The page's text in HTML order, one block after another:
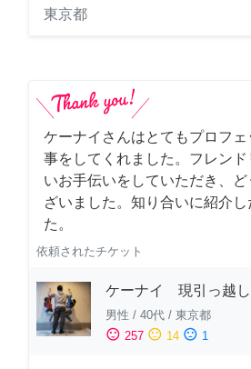
東京都
ケーナイさんはとてもプロフ
事をしてくれました。フレン
いお手伝いをしていただき、
ざいました。知り合いに紹介
た。
依頼されたチケット
ケーナイ 現引っ越
男性 / 40代 / 東京都
sentiment_satisfied 257 sentiment_neutral 14 sentiment_dissatisfied 1